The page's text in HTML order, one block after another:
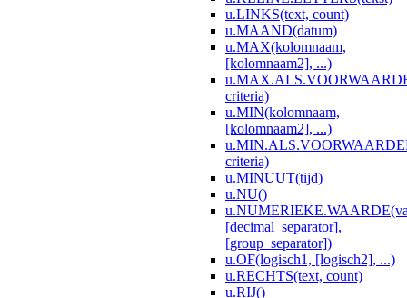
u.LINKS(text, count)
u.MAAND(datum)
u.MAX(kolomnaam,
[kolomnaam2], ...)
criteria)
u.MIN(kolomnaam,
[kolomnaam2], ...)
criteria)
u.MINUUT(tijd)
u.NU()
[decimal_separator],
[group_separator])
u.OF(logisch1, [logisch2], ...)
u.RECHTS(text, count)
u.RIJ()